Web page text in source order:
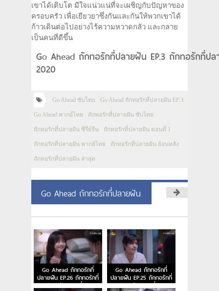
เขาได้เติบโต มีใจแน่วแน่ที่จะเผชิญกับปัญหาของ
ครอบครัว เพื่อเยียวยาซึ่งกันและกันให้พวกเขาได้
ก้าวเดินต่อไปอย่างไร้ความหวาดกลัว และกลาย
เป็นคนที่ดีขึ้น
Go Ahead ถักทอรักที่ปลายฝัน EP.3 ถักทอรักที่ป
2020
Go Ahead ซับไทย Go Ahead ถักทอรักที่ปลายฝัน EP.3
Go Ahead พากย์ไทย ถักทอรักที่ปลายฝัน ซับไทย
ถักทอรักที่ปลายฝัน ซีรี่ย์จีน ถักทอรักที่ปลายฝัน ตอนที่ 1
ถักทอรักที่ปลายฝัน พากย์ไทย ถักทอรักที่ปลายฝัน ย้อนหลัง
ถักทอรักที่ปลายฝัน ล่าสุด
Go Ahead ถักทอรักที่ปลายฝัน
Go Ahead ถักทอรักที่
ปลายฝัน EP.26 ถักทอรักที่
ปลายฝัน ตอนที่ 26
Go Ahead ถักทอรักที่
ปลายฝัน EP.25 ถักทอรักที่
ปลายฝัน ตอนที่ 25